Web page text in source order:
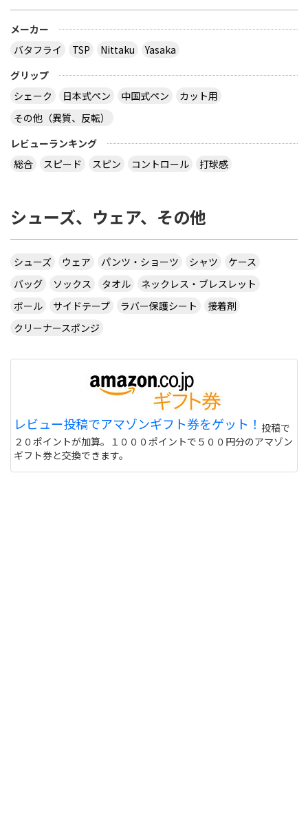
メーカー
バタフライ
TSP Nittaku
Yasaka
グリップ
シェーク
日本式ペン 中国式ペン
カット用
その他（異質、反転）
レビューランキング
総合
スピード スピン コントロール 打球感
シューズ、ウェア、その他
シューズ ウェア パンツ・ショーツ シャツ
ケース
バッグ
ソックス タオル
ネックレス・ブレスレット
ボール
サイドテープ ラバー保護シート
接着剤
クリーナースポンジ
レビュー投稿でアマゾンギフト券をゲット！ 投稿で
２０ポイントが加算。１０００ポイントで５００円分のアマゾン
ギフト券と交換できます。